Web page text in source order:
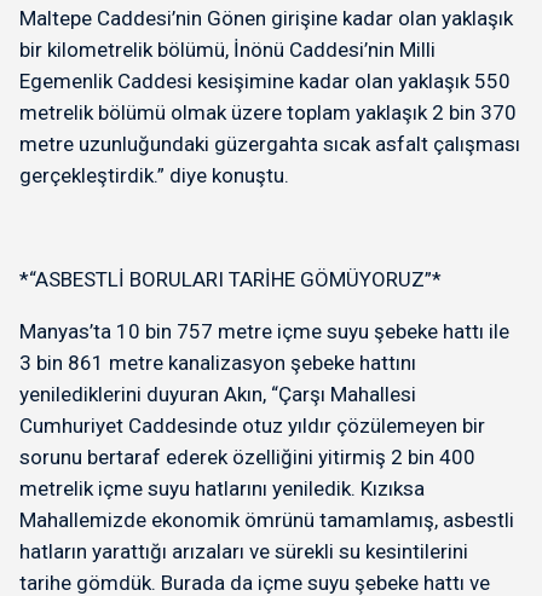
Maltepe Caddesi’nin Gönen girişine kadar olan yaklaşık
bir kilometrelik bölümü, İnönü Caddesi’nin Milli
Egemenlik Caddesi kesişimine kadar olan yaklaşık 550
metrelik bölümü olmak üzere toplam yaklaşık 2 bin 370
metre uzunluğundaki güzergahta sıcak asfalt çalışması
gerçekleştirdik.” diye konuştu.
*“ASBESTLİ BORULARI TARİHE GÖMÜYORUZ”*
Manyas’ta 10 bin 757 metre içme suyu şebeke hattı ile
3 bin 861 metre kanalizasyon şebeke hattını
yenilediklerini duyuran Akın, “Çarşı Mahallesi
Cumhuriyet Caddesinde otuz yıldır çözülemeyen bir
sorunu bertaraf ederek özelliğini yitirmiş 2 bin 400
metrelik içme suyu hatlarını yeniledik. Kızıksa
Mahallemizde ekonomik ömrünü tamamlamış, asbestli
hatların yarattığı arızaları ve sürekli su kesintilerini
tarihe gömdük. Burada da içme suyu şebeke hattı ve